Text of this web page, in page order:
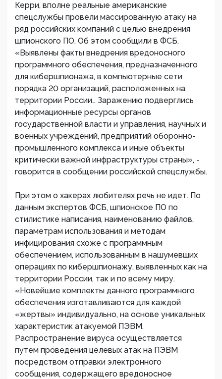
Керри, вполне реальные американские
спецслужбы провели массированную атаку на
ряд российских компаний с целью внедрения
шпионского ПО. Об этом сообщили в ФСБ.
«Выявлены факты внедрения вредоносного
программного обеспечения, предназначенного
для кибершпионажа, в компьютерные сети
порядка 20 организаций, расположенных на
территории России… Заражению подверглись
информационные ресурсы органов
государственной власти и управления, научных и
военных учреждений, предприятий оборонно-
промышленного комплекса и иные объекты
критически важной инфраструктуры страны», -
говорится в сообщении российской спецслужбы.
При этом о хакерах любителях речь не идет. По
данным экспертов ФСБ, шпионское ПО по
стилистике написания, наименованию файлов,
параметрам использования и методам
инфицирования схоже с программным
обеспечением, использованным в нашумевших
операциях по кибершпионажу, выявленных как на
территории России, так и по всему миру.
«Новейшие комплекты данного программного
обеспечения изготавливаются для каждой
«жертвы» индивидуально, на основе уникальных
характеристик атакуемой ПЭВМ.
Распространение вируса осуществляется
путем проведения целевых атак на ПЭВМ
посредством отправки электронного
сообщения, содержащего вредоносное